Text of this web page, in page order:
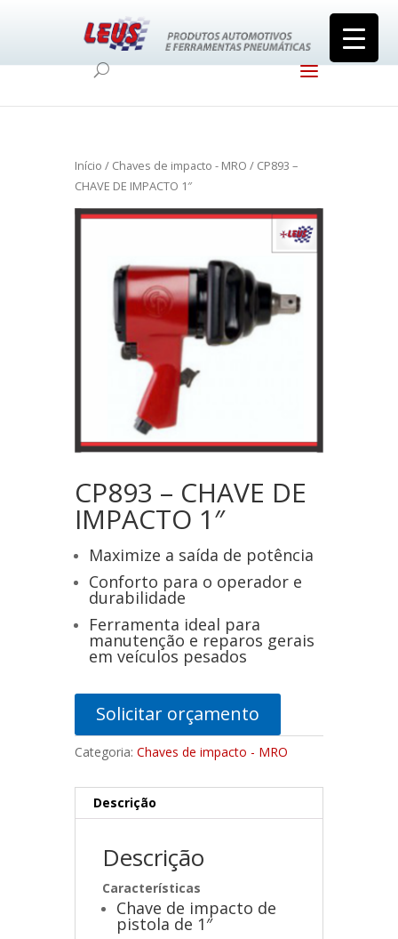
Início / Chaves de impacto - MRO / CP893 –
CHAVE DE IMPACTO 1″
CP893 – CHAVE DE
IMPACTO 1″
Maximize a saída de potência
Conforto para o operador e
durabilidade
Ferramenta ideal para
manutenção e reparos gerais
em veículos pesados
Solicitar orçamento
Categoria: Chaves de impacto - MRO
Descrição
Descrição
Características
Chave de impacto de
pistola de 1″